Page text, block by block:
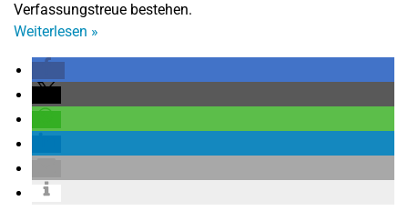
Verfassungstreue bestehen.
Weiterlesen »